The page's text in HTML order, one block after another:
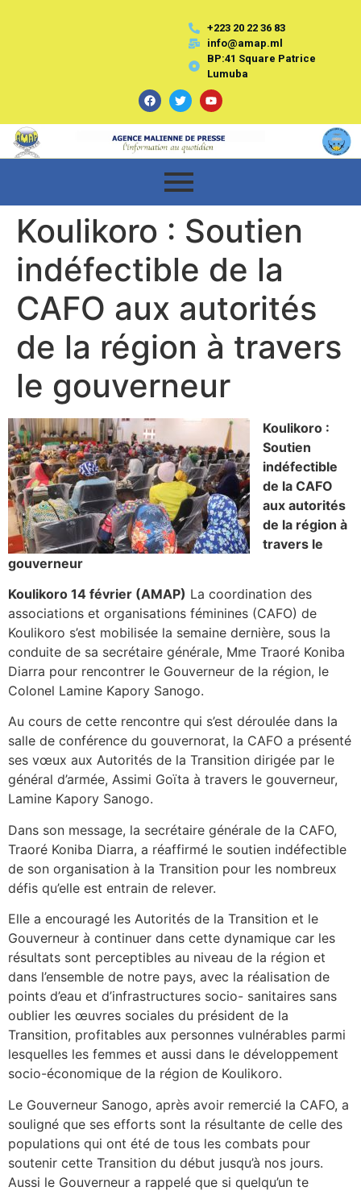
+223 20 22 36 83
info@amap.ml
BP:41 Square Patrice
Lumuba
Koulikoro : Soutien
indéfectible de la
CAFO aux autorités
de la région à travers
le gouverneur
Koulikoro :
Soutien
indéfectible
de la CAFO
aux autorités
de la région à
travers le
gouverneur
Koulikoro 14 février (AMAP) La coordination des
associations et organisations féminines (CAFO) de
Koulikoro s’est mobilisée la semaine dernière, sous la
conduite de sa secrétaire générale, Mme Traoré Koniba
Diarra pour rencontrer le Gouverneur de la région, le
Colonel Lamine Kapory Sanogo.
Au cours de cette rencontre qui s’est déroulée dans la
salle de conférence du gouvernorat, la CAFO a présenté
ses vœux aux Autorités de la Transition dirigée par le
général d’armée, Assimi Goïta à travers le gouverneur,
Lamine Kapory Sanogo.
Dans son message, la secrétaire générale de la CAFO,
Traoré Koniba Diarra, a réaffirmé le soutien indéfectible
de son organisation à la Transition pour les nombreux
défis qu’elle est entrain de relever.
Elle a encouragé les Autorités de la Transition et le
Gouverneur à continuer dans cette dynamique car les
résultats sont perceptibles au niveau de la région et
dans l’ensemble de notre pays, avec la réalisation de
points d’eau et d’infrastructures socio- sanitaires sans
oublier les œuvres sociales du président de la
Transition, profitables aux personnes vulnérables parmi
lesquelles les femmes et aussi dans le développement
socio-économique de la région de Koulikoro.
Le Gouverneur Sanogo, après avoir remercié la CAFO, a
souligné que ses efforts sont la résultante de celle des
populations qui ont été de tous les combats pour
soutenir cette Transition du début jusqu’à nos jours.
Aussi le Gouverneur a rappelé que si quelqu’un te